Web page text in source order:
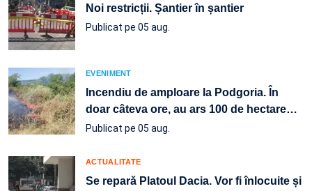
Noi restricții. Șantier în șantier
Publicat pe 05 aug.
EVENIMENT
Incendiu de amploare la Podgoria. În
doar câteva ore, au ars 100 de hectare…
Publicat pe 05 aug.
ACTUALITATE
Se repară Platoul Dacia. Vor fi înlocuite și